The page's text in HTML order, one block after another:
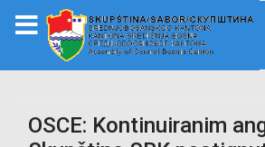
OSCE: Kontinuiranim